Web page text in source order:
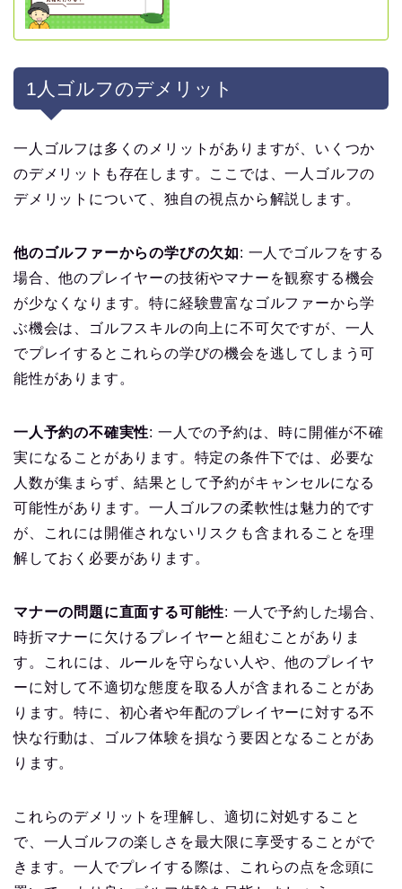
1人ゴルフのデメリット
一人ゴルフは多くのメリットがありますが、いくつか
のデメリットも存在します。ここでは、一人ゴルフの
デメリットについて、独自の視点から解説します。
他のゴルファーからの学びの欠如: 一人でゴルフをする
場合、他のプレイヤーの技術やマナーを観察する機会
が少なくなります。特に経験豊富なゴルファーから学
ぶ機会は、ゴルフスキルの向上に不可欠ですが、一人
でプレイするとこれらの学びの機会を逃してしまう可
能性があります。
一人予約の不確実性: 一人での予約は、時に開催が不確
実になることがあります。特定の条件下では、必要な
人数が集まらず、結果として予約がキャンセルになる
可能性があります。一人ゴルフの柔軟性は魅力的です
が、これには開催されないリスクも含まれることを理
解しておく必要があります。
マナーの問題に直面する可能性: 一人で予約した場合、
時折マナーに欠けるプレイヤーと組むことがありま
す。これには、ルールを守らない人や、他のプレイヤ
ーに対して不適切な態度を取る人が含まれることがあ
ります。特に、初心者や年配のプレイヤーに対する不
快な行動は、ゴルフ体験を損なう要因となることがあ
ります。
これらのデメリットを理解し、適切に対処すること
で、一人ゴルフの楽しさを最大限に享受することがで
きます。一人でプレイする際は、これらの点を念頭に